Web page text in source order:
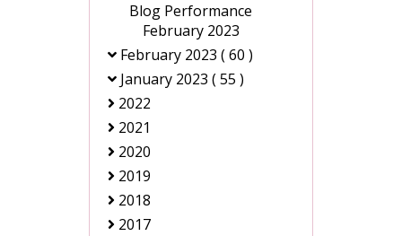
Blog Performance
February 2023
February 2023 ( 60 )
January 2023 ( 55 )
2022
2021
2020
2019
2018
2017